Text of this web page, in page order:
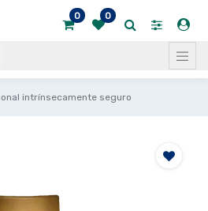
0 0
intrínsecamente seguro